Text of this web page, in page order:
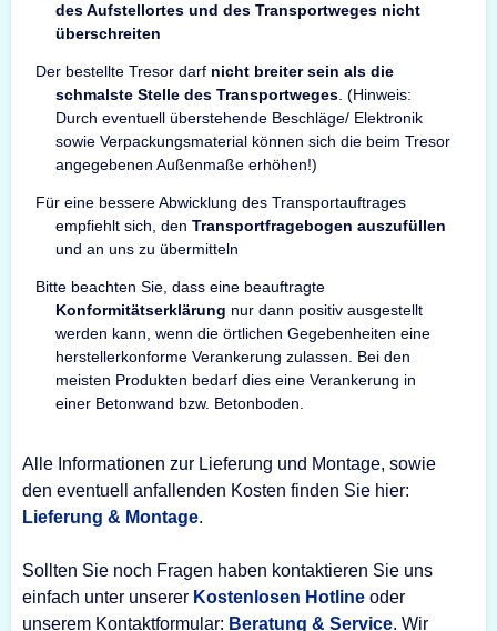
des Aufstellortes und des Transportweges nicht
überschreiten
Der bestellte Tresor darf nicht breiter sein als die
schmalste Stelle des Transportweges . (Hinweis:
Durch eventuell überstehende Beschläge/ Elektronik
sowie Verpackungsmaterial können sich die beim Tresor
angegebenen Außenmaße erhöhen!)
Für eine bessere Abwicklung des Transportauftrages
empfiehlt sich, den Transportfragebogen auszufüllen
und an uns zu übermitteln
Bitte beachten Sie, dass eine beauftragte
Konformitätserklärung nur dann positiv ausgestellt
werden kann, wenn die örtlichen Gegebenheiten eine
herstellerkonforme Verankerung zulassen. Bei den
meisten Produkten bedarf dies eine Verankerung in
einer Betonwand bzw. Betonboden.
Alle Informationen zur Lieferung und Montage, sowie
den eventuell anfallenden Kosten finden Sie hier:
Lieferung & Montage.
Sollten Sie noch Fragen haben kontaktieren Sie uns
einfach unter unserer Kostenlosen Hotline oder
unserem Kontaktformular: Beratung & Service. Wir